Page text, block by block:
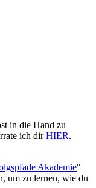
in die Hand zu
ich dirHIER.
Akademie"
um zu lernen, wie du